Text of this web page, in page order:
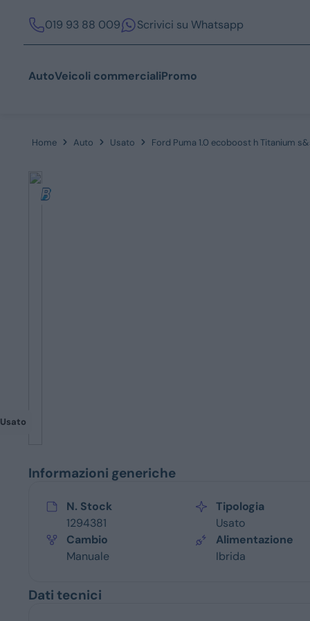
019 93 88 009 Scrivici su Whatsapp
AutoVeicoli commercialiPromo
Home Auto Usato Ford Puma 1.0 ecoboost h Titanium
Usato
Informazioni generiche
N. Stock
1294381
Tipologia
Usato
Cambio
Manuale
Alimentazione
Ibrida
Dati tecnici